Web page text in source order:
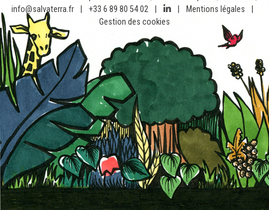
info@salvaterra.fr
+33 6 89 80 54 02 Mentions légales
Gestion des cookies